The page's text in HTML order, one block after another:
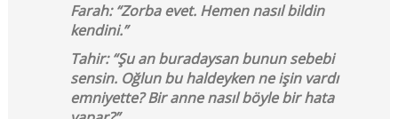
Farah: “Zorba evet. Hemen nasıl bildin
kendini.”
Tahir: “Şu an buradaysan bunun sebebi
sensin. Oğlun bu haldeyken ne işin vardı
emniyette? Bir anne nasıl böyle bir hata